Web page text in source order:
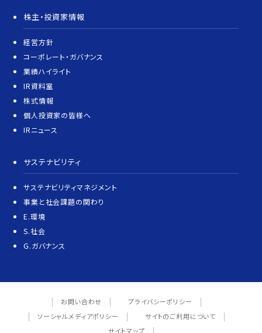
株主・投資家情報
経営方針
コーポレート・ガバナンス
業績ハイライト
IR資料室
株式情報
個人投資家の皆様へ
IRニュース
サステナビリティ
サステナビリティマネジメント
事業と社会課題の関わり
E.環境
S.社会
G.ガバナンス
お問い合わせ
プライバシーポリシー
ソーシャルメディアポリシー
サイトのご利用について
サイトマップ